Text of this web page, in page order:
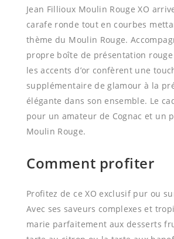
Jean Fillioux Moulin Rouge XO
carafe ronde tout en courbes
thème du Moulin Rouge.
propre boîte de présentation
les accents d’or confèrent une
supplémentaire de glamour à la
élégante dans son ensemble. Le
pour un amateur de Cognac et un
Moulin Rouge.
Comment profiter
Profitez de ce XO exclusif pur ou
Avec ses saveurs complexes et
marie parfaitement aux desserts